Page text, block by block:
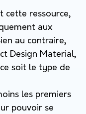
cette ressource,
aux
au contraire,
Design Material,
soit le type de
les premiers
pouvoir se